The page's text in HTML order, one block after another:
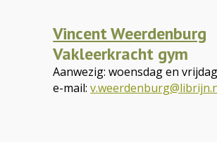
Vincent Weerdenburg
Vakleerkracht gym
Aanwezig: woensdag en
e-mail: